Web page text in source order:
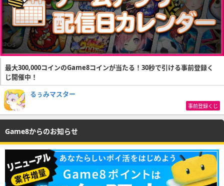
最大300,000コインのGame8コインが当たる！30秒で引ける事前登録く
じ開催中！
るぅみマスター
事前登録くじ
Game8からのお知らせ